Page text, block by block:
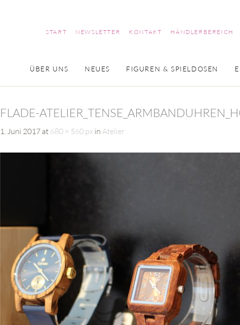
ÜBER UNS NEUES FIGUREN & SPIELDOSEN
START NEWSLETTER KONTAKT HÄNDLERBEREICH
FLADE-
1. Juni 2017 at 680 × 560 px in Atelier